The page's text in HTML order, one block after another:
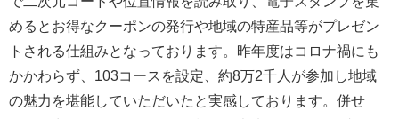
めるとお得なクーポンの発行や地域の特産品等がプレゼン
トされる仕組みとなっております。昨年度はコロナ禍にも
かかわらず、103コースを設定、約8万2千人が参加し地域
の魅力を堪能していただいたと実感しております。併せ